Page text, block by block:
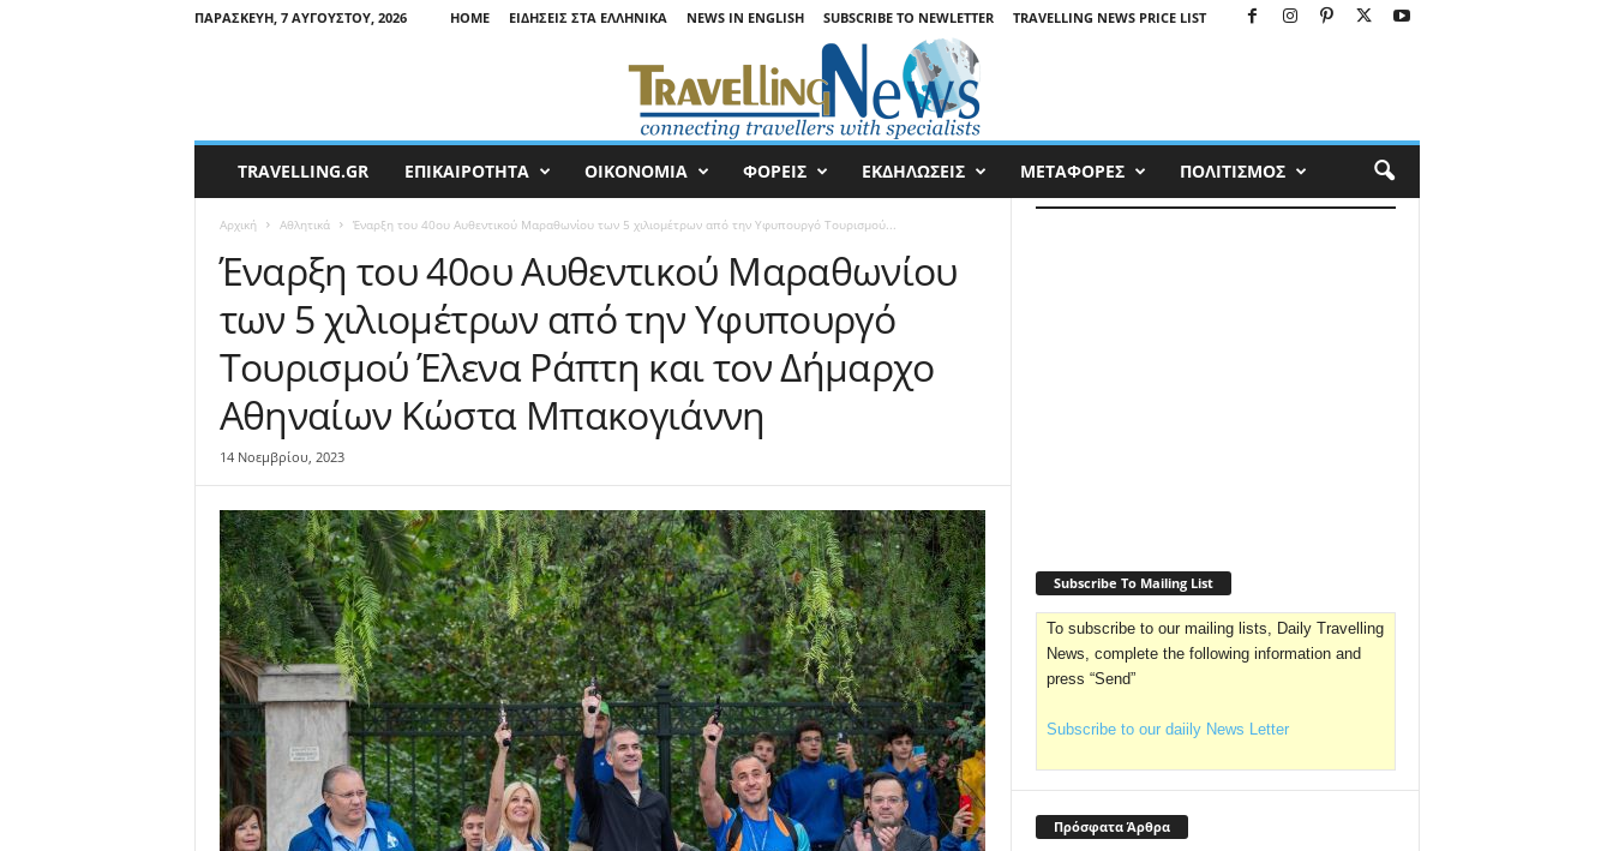
ΠΑΡΑΣΚΕΥΉ, 7 ΑΥΓΟΎΣΤΟΥ, 2026 HOME ΕΙΔΉΣΕΙΣ ΣΤΑ ΕΛΛΗΝΙΚΆ NEWS IN ENGLISH SUBSCRIBE TO NEWLETTER TRAVELLING NEWS PRICE LIST
a
TRAVELLING.GR ΕΠΙΚΑΙΡΟΤΗΤΑ ΟΙΚΟΝΟΜΙΑ ΦΟΡΕΙΣ ΕΚΔΗΛΩΣΕΙΣ ΜΕΤΑΦΟΡΕΣ ΠΟΛΙΤΙΣΜΟΣ
Αρχική Αθλητικά Έναρξη του 40ου Αυθεντικού Μαραθωνίου των 5 χιλιομέτρων από την Υφυπουργό Τουρισμού...
Έναρξη του 40ου Αυθεντικού Μαραθωνίου
των 5 χιλιομέτρων από την Υφυπουργό
Τουρισμού Έλενα Ράπτη και τον Δήμαρχο
Αθηναίων Κώστα Μπακογιάννη
14 Νοεμβρίου, 2023
Subscribe To Mailing List
To subscribe to our mailing lists, Daily Travelling
News, complete the following information and
press “Send”
Subscribe to our daiily News Letter
Πρόσφατα Άρθρα